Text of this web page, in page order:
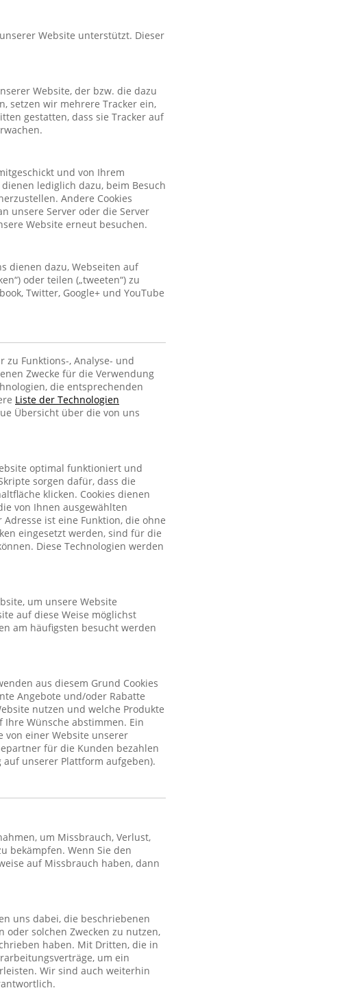
Website unterstützt. Dieser
Website, der bzw. die dazu
setzen wir mehrere Tracker ein,
gestatten, dass sie Tracker auf
und von Ihrem
lediglich dazu, beim Besuch
Andere Cookies
unsere Server oder die Server
Website erneut besuchen.
dienen dazu, Webseiten auf
oder teilen („tweeten“) zu
Twitter, Google+ und YouTube
zu Funktions-, Analyse- und
Zwecke für die Verwendung
die entsprechenden
Liste der Technologien
Übersicht über die von uns
optimal funktioniert und
sorgen dafür, dass die
klicken. Cookies dienen
von Ihnen ausgewählten
ist eine Funktion, die ohne
eingesetzt werden, sind für die
Diese Technologien werden
um unsere Website
auf diese Weise möglichst
am häufigsten besucht werden
aus diesem Grund Cookies
Angebote und/oder Rabatte
nutzen und welche Produkte
Wünsche abstimmen. Ein
von einer Website unserer
für die Kunden bezahlen
unserer Plattform aufgeben).
um Missbrauch, Verlust,
bekämpfen. Wenn Sie den
auf Missbrauch haben, dann
uns dabei, die beschriebenen
oder solchen Zwecken zu nutzen,
haben. Mit Dritten, die in
um ein
Wir sind auch weiterhin